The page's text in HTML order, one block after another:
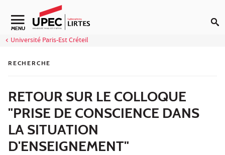
Aller au contenu
Navigation secondaire
MENU
Université Paris-Est Créteil
RECHERCHE
RETOUR SUR LE COLLOQUE
"PRISE DE CONSCIENCE DANS
LA SITUATION
D'ENSEIGNEMENT"